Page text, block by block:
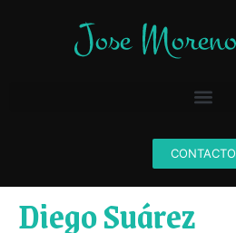
CONTACTO
Diego Suárez